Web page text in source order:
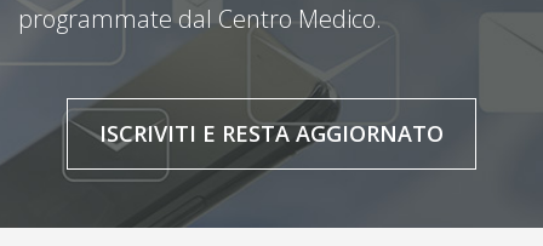
programmate dal Centro Medico.
ISCRIVITI E RESTA AGGIORNATO